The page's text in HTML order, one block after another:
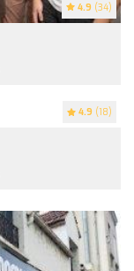
4.9 (34)
4.9 (18)